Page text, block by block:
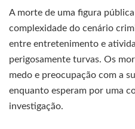
A morte de uma figura
complexidade do cenário
entre entretenimento e
perigosamente turvas. Os
medo e preocupação com a
enquanto esperam por uma
investigação.